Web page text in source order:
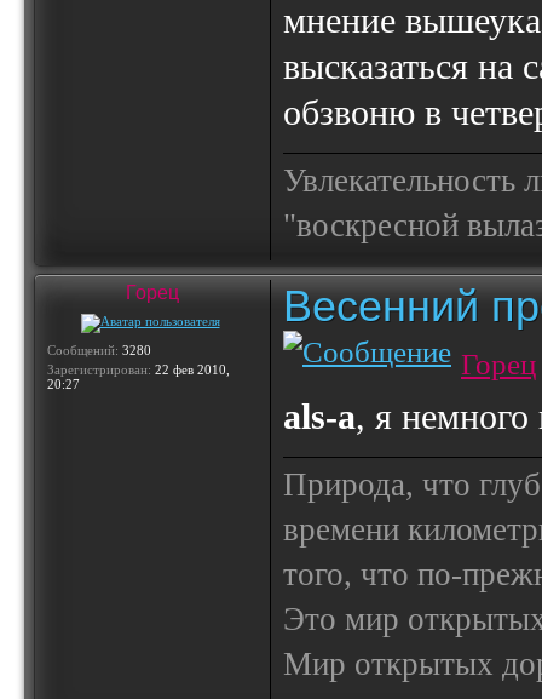
мнение
высказаться
обзвоню в
Увлекательность
"воскресной
Горец
Сообщений: 3280
Зарегистрирован: 22 фев 2010,
20:27
Весенний
Горец
als-a, я
Природа, что
времени
того, что по-
Это мир
Мир открытых